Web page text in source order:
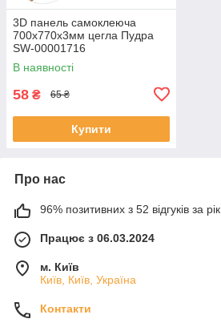
3D панель самоклеюча
700x770x3мм цегла Пудра
SW-00001716
В наявності
58 ₴ 65 ₴
Купити
Про нас
96% позитивних з 52 відгуків за рік
Працює з 06.03.2024
м. Київ
Київ, Київ, Україна
Контакти